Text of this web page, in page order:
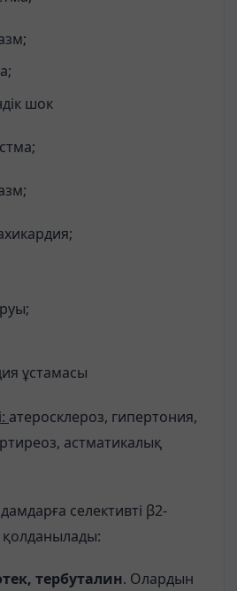
шок
ұстамасы
атеросклероз, гипертония,
астматикалық
селективті β2-
тербуталин. Олардын